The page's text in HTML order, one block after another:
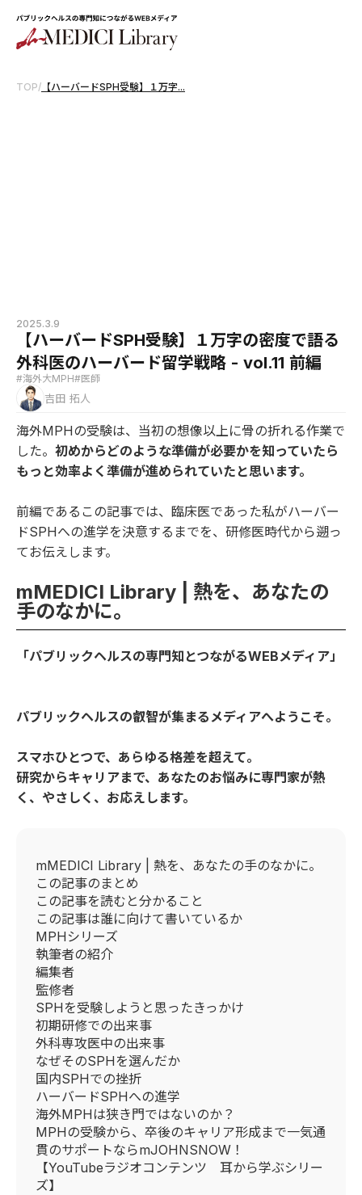
TOP/ 【ハーバードSPH受験】１万字...
2025.3.9
【ハーバードSPH受験】１万字の密度で語る
外科医のハーバード留学戦略 - vol.11 前編
#海外大MPH#医師
吉田 拓人
海外MPHの受験は、当初の想像以上に骨の折れる作業で
した。 初めからどのような準備が必要かを知っていたら
もっと効率よく準備が進められていたと思います。
前編であるこの記事では、臨床医であった私がハーバー
ドSPHへの進学を決意するまでを、研修医時代から遡っ
てお伝えします。
mMEDICI Library | 熱を、あなたの
手のなかに。
「パブリックヘルスの専門知とつながるWEBメディア」
パブリックヘルスの叡智が集まるメディアへようこそ。
スマホひとつで、あらゆる格差を超えて。
研究からキャリアまで、あなたのお悩みに専門家が熱
く、やさしく、お応えします。
mMEDICI Library | 熱を、あなたの手のなかに。
この記事のまとめ
この記事を読むと分かること
この記事は誰に向けて書いているか
MPHシリーズ
執筆者の紹介
編集者
監修者
SPHを受験しようと思ったきっかけ
初期研修での出来事
外科専攻医中の出来事
なぜそのSPHを選んだか
国内SPHでの挫折
ハーバードSPHへの進学
海外MPHは狭き門ではないのか？
MPHの受験から、卒後のキャリア形成まで一気通
貫のサポートならmJOHNSNOW！
【YouTubeラジオコンテンツ 耳から学ぶシリー
ズ】